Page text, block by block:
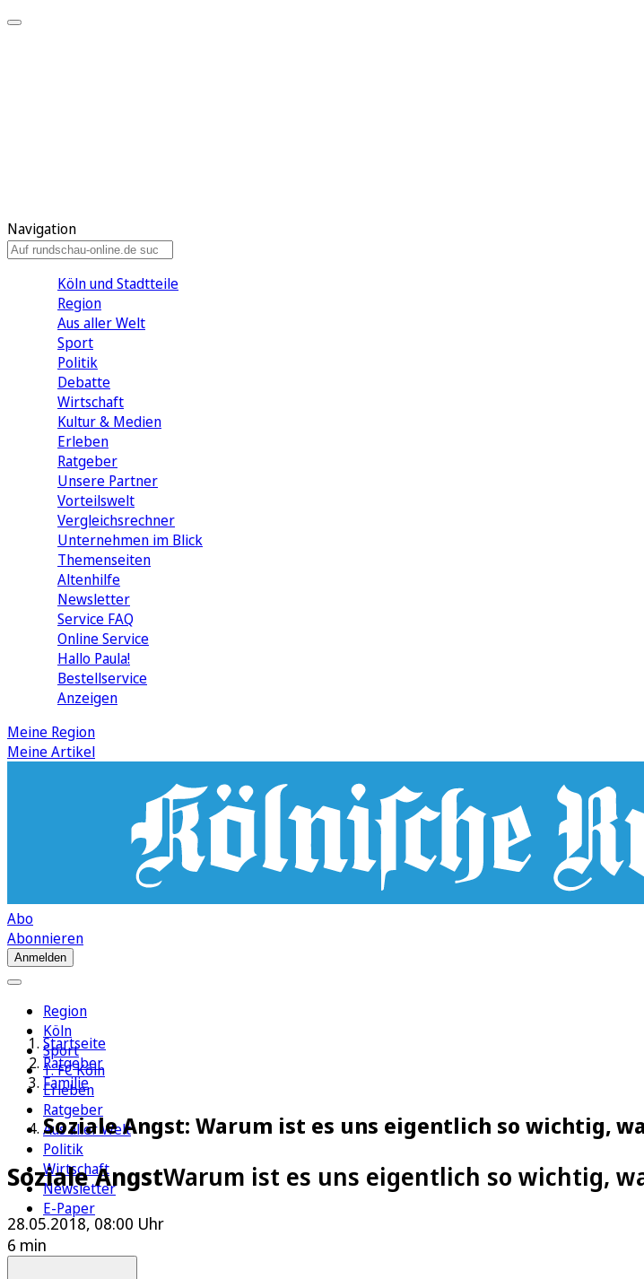
Navigation
Köln und Stadtteile
Region
Aus aller Welt
Sport
Politik
Debatte
Wirtschaft
Kultur & Medien
Erleben
Ratgeber
Unsere Partner
Vorteilswelt
Vergleichsrechner
Unternehmen im Blick
Themenseiten
Altenhilfe
Newsletter
Service FAQ
Online Service
Hallo Paula!
Bestellservice
Anzeigen
Meine Region
Meine Artikel
Abo
Abonnieren
Anmelden
Region
Köln
Sport
1. FC Köln
Erleben
Ratgeber
Aus aller Welt
Politik
Wirtschaft
Newsletter
E-Paper
Startseite
Ratgeber
Familie
Soziale Angst: Warum ist es uns eigentlich so wichtig,
Soziale AngstWarum ist es uns eigentlich so wichtig,
28.05.2018, 08:00 Uhr
6 min